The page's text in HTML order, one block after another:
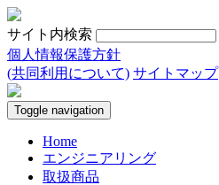
サイト内検索
個人情報保護方針
(共同利用について) サイトマップ
Toggle navigation
Home
エンジニアリング
取扱商品